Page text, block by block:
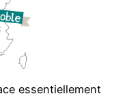
essentiellement